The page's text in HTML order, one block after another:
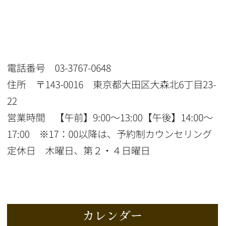
電話番号 03-3767-0648
住所 〒143-0016 東京都大田区大森北6丁目23-
22
営業時間 【午前】9:00〜13:00【午後】14:00〜
17:00 ※17：00以降は、予約制カウンセリング
定休日 木曜日、第２・４日曜日
カレンダー